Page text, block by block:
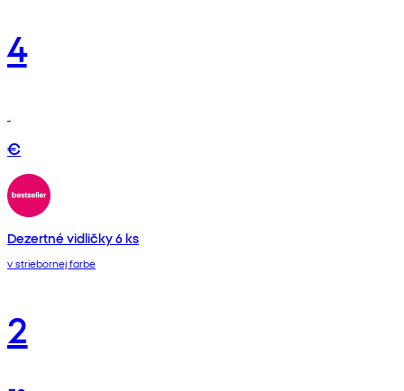
4
€
Dezertné vidličky 6 ks
v striebornej farbe
2